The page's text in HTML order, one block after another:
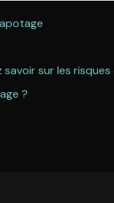
savoir sur les
?